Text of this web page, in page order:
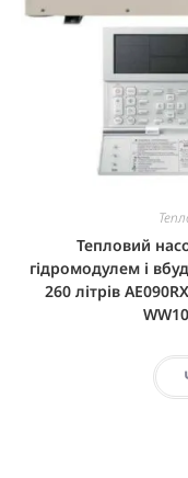
Тепловий
гідромодулем і
260 літрів